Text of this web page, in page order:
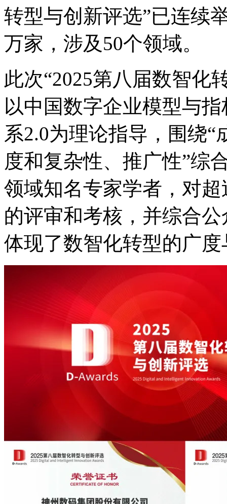
转型与创新评选”已连续举
万家，涉及50个领域。
此次“2025第八届数智化
以中国数字企业模型与指
系2.0为理论指导，围绕“成
度和复杂性、推广性”综
领域知名专家学者，
的评审和考核，并综合
体现了数智化转型的广